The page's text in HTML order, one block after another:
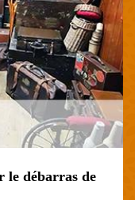
le débarras de